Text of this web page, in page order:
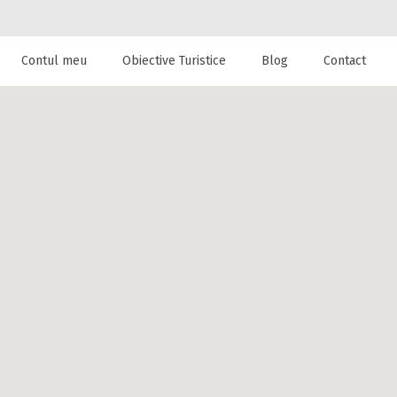
cazare la
Contul meu Obiective Turistice Blog Contact